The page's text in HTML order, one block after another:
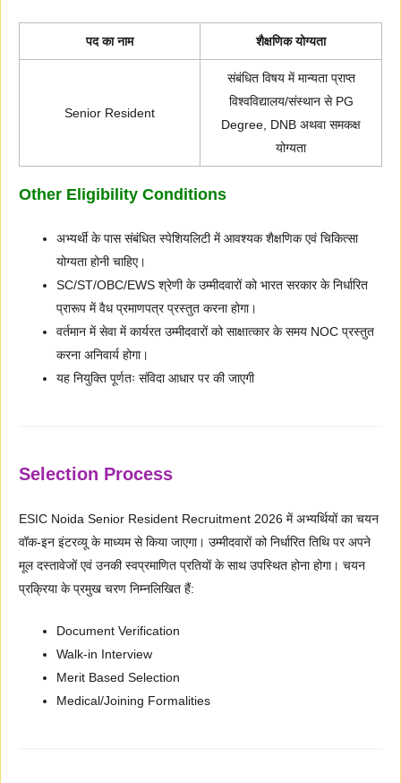
पद का नाम शैक्षणिक योग्यता
Senior Resident
संबंधित विषय में मान्यता प्राप्त
विश्वविद्यालय/संस्थान से PG
Degree, DNB अथवा समकक्ष
योग्यता
Other Eligibility Conditions
अभ्यर्थी के पास संबंधित स्पेशियलिटी में आवश्यक शैक्षणिक एवं चिकित्सा
योग्यता होनी चाहिए।
SC/ST/OBC/EWS श्रेणी के उम्मीदवारों को भारत सरकार के निर्धारित
प्रारूप में वैध प्रमाणपत्र प्रस्तुत करना होगा।
वर्तमान में सेवा में कार्यरत उम्मीदवारों को साक्षात्कार के समय NOC प्रस्तुत
करना अनिवार्य होगा।
यह नियुक्ति पूर्णतः संविदा आधार पर की जाएगी
Selection Process
ESIC Noida Senior Resident Recruitment 2026 में अभ्यर्थियों का चयन
वॉक-इन इंटरव्यू के माध्यम से किया जाएगा। उम्मीदवारों को निर्धारित तिथि पर अपने
मूल दस्तावेजों एवं उनकी स्वप्रमाणित प्रतियों के साथ उपस्थित होना होगा। चयन
प्रक्रिया के प्रमुख चरण निम्नलिखित हैं:
Document Verification
Walk-in Interview
Merit Based Selection
Medical/Joining Formalities